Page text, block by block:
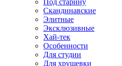
Под старину
Скандинавские
Элитные
Эксклюзивные
Хай-тек
Особенности
Для студии
Для хрущевки